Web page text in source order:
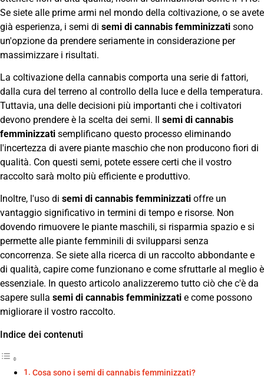
Se siete alle prime armi nel mondo della coltivazione, o se avete
già esperienza, i semi di semi di cannabis femminizzati sono
un'opzione da prendere seriamente in considerazione per
massimizzare i risultati.
La coltivazione della cannabis comporta una serie di fattori,
dalla cura del terreno al controllo della luce e della temperatura.
Tuttavia, una delle decisioni più importanti che i coltivatori
devono prendere è la scelta dei semi. Il semi di cannabis
femminizzati semplificano questo processo eliminando
l'incertezza di avere piante maschio che non producono fiori di
qualità. Con questi semi, potete essere certi che il vostro
raccolto sarà molto più efficiente e produttivo.
Inoltre, l'uso di semi di cannabis femminizzati offre un
vantaggio significativo in termini di tempo e risorse. Non
dovendo rimuovere le piante maschili, si risparmia spazio e si
permette alle piante femminili di svilupparsi senza
concorrenza. Se siete alla ricerca di un raccolto abbondante e
di qualità, capire come funzionano e come sfruttarle al meglio è
essenziale. In questo articolo analizzeremo tutto ciò che c'è da
sapere sulla semi di cannabis femminizzati e come possono
migliorare il vostro raccolto.
Indice dei contenuti
Cosa sono i semi di cannabis femminizzati?